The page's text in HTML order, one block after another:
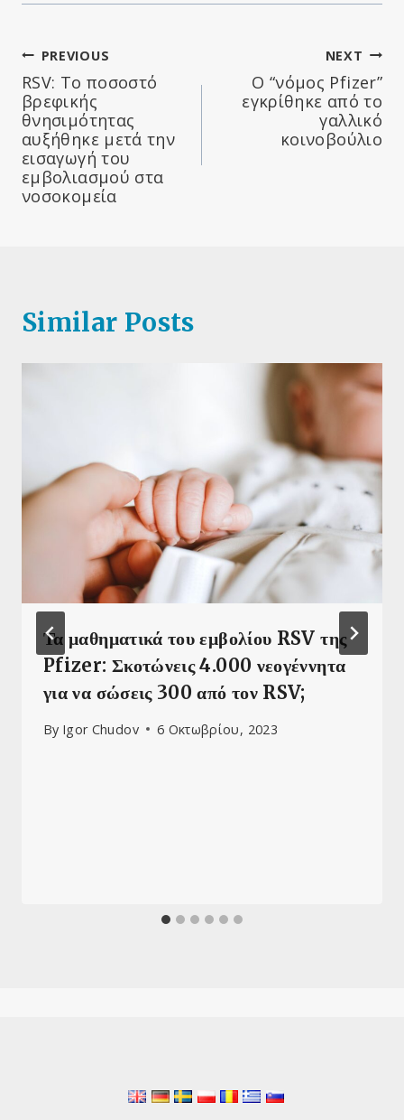
Πλοήγηση
άρθρων
PREVIOUS
RSV: Το ποσοστό
βρεφικής
θνησιμότητας
αυξήθηκε μετά την
εισαγωγή του
εμβολιασμού στα
νοσοκομεία
NEXT
Ο “νόμος Pfizer”
εγκρίθηκε από το
γαλλικό
κοινοβούλιο
Similar Posts
Τα μαθηματικά του εμβολίου RSV της
Pfizer: Σκοτώνεις 4.000 νεογέννητα
για να σώσεις 300 από τον RSV;
By Igor Chudov 6 Οκτωβρίου, 2023